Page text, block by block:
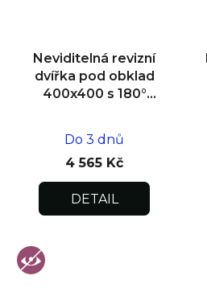
Neviditelná revizní
dvířka pod obklad
400x400 s 180°
Do 3 dnů
4 565 Kč
DETAIL